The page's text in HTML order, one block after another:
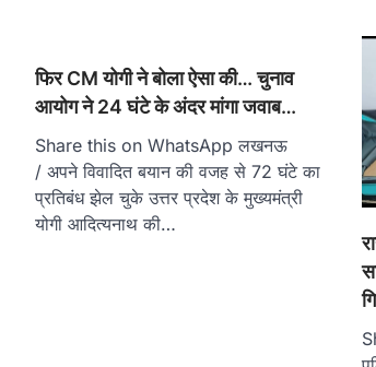
फिर CM योगी ने बोला ऐसा की… चुनाव
आयोग ने 24 घंटे के अंदर मांगा जवाब…
Share this on WhatsApp लखनऊ
/ अपने विवादित बयान की वजह से 72 घंटे का
प्रतिबंध झेल चुके उत्तर प्रदेश के मुख्यमंत्री
योगी आदित्यनाथ की…